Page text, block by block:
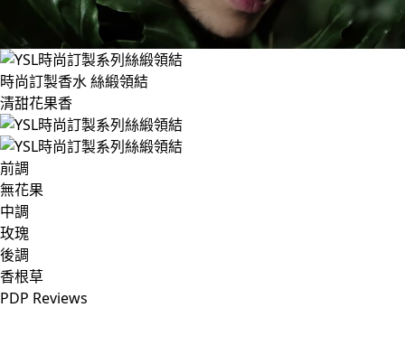
時尚訂製香水 絲緞領結
清甜花果香
前調
無花果
中調
玫瑰
後調
香根草
PDP Reviews